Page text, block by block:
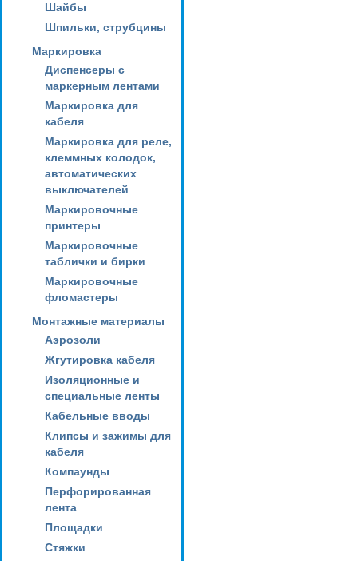
Шайбы
Шпильки, струбцины
Маркировка
Диспенсеры с
маркерным лентами
Маркировка для
кабеля
Маркировка для реле,
клеммных колодок,
автоматических
выключателей
Маркировочные
принтеры
Маркировочные
таблички и бирки
Маркировочные
фломастеры
Монтажные материалы
Аэрозоли
Жгутировка кабеля
Изоляционные и
специальные ленты
Кабельные вводы
Клипсы и зажимы для
кабеля
Компаунды
Перфорированная
лента
Площадки
Стяжки